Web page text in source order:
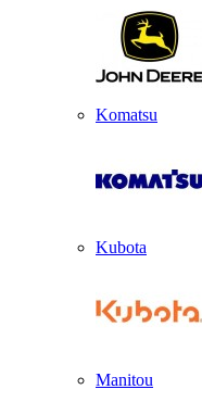
Komatsu
Kubota
Manitou